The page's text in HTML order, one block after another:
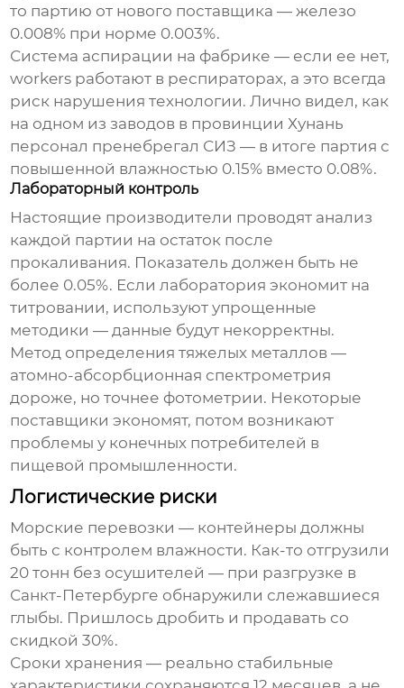
то партию от нового поставщика — железо
0.008% при норме 0.003%.
Система аспирации на фабрике — если ее нет,
workers работают в респираторах, а это всегда
риск нарушения технологии. Лично видел, как
на одном из заводов в провинции Хунань
персонал пренебрегал СИЗ — в итоге партия с
повышенной влажностью 0.15% вместо 0.08%.
Лабораторный контроль
Настоящие производители проводят анализ
каждой партии на остаток после
прокаливания. Показатель должен быть не
более 0.05%. Если лаборатория экономит на
титровании, используют упрощенные
методики — данные будут некорректны.
Метод определения тяжелых металлов —
атомно-абсорбционная спектрометрия
дороже, но точнее фотометрии. Некоторые
поставщики экономят, потом возникают
проблемы у конечных потребителей в
пищевой промышленности.
Логистические риски
Морские перевозки — контейнеры должны
быть с контролем влажности. Как-то отгрузили
20 тонн без осушителей — при разгрузке в
Санкт-Петербурге обнаружили слежавшиеся
глыбы. Пришлось дробить и продавать со
скидкой 30%.
Сроки хранения — реально стабильные